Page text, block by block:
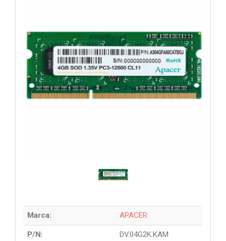
Marca: APACER
P/N: DV.04G2K.KAM